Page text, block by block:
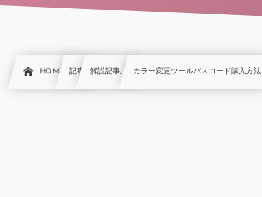
HOME 記事 解説記事, … カラー変更ツールパスコード購入方法